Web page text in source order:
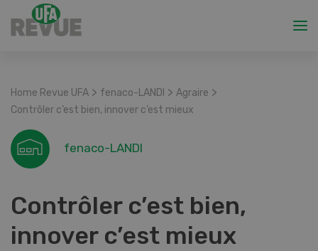
Home Revue UFA > fenaco-LANDI > Agraire >
Contrôler c’est bien, innover c’est mieux
fenaco-LANDI
Contrôler c’est bien,
innover c’est mieux